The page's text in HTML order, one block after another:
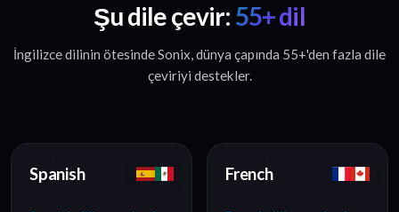
Şu dile çevir: 55+ dil
İngilizce dilinin ötesinde Sonix, dünya çapında 55+'den fazla dile
çeviriyi destekler.
Spanish French